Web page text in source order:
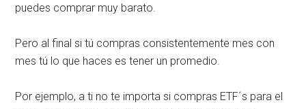
puedes comprar muy barato.
Pero al final si tú compras consistentemente mes con
mes tú lo que haces es tener un promedio.
Por ejemplo, a ti no te importa si compras ETF´s para el